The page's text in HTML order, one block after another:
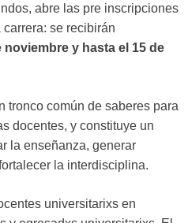
abre las pre inscripciones
se recibirán
noviembre y hasta el 15 de
tronco común de saberes para
docentes, y constituye un
la enseñanza, generar
la interdisciplina.
universitarixs en